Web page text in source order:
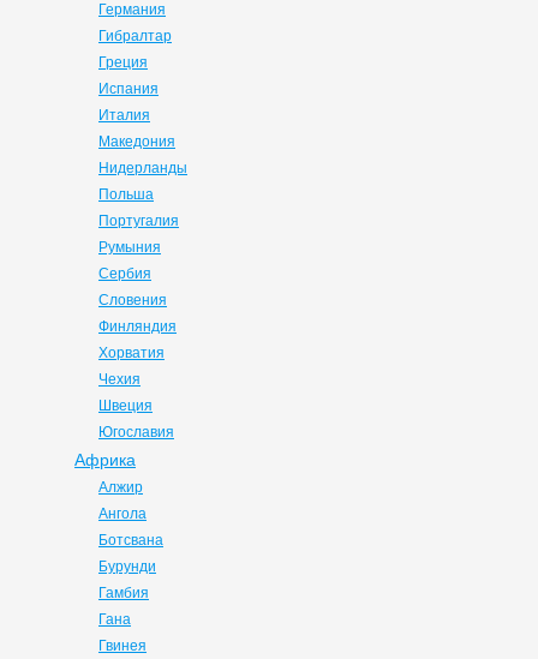
Германия
Гибралтар
Греция
Испания
Италия
Македония
Нидерланды
Польша
Португалия
Румыния
Сербия
Словения
Финляндия
Хорватия
Чехия
Швеция
Югославия
Африка
Алжир
Ангола
Ботсвана
Бурунди
Гамбия
Гана
Гвинея